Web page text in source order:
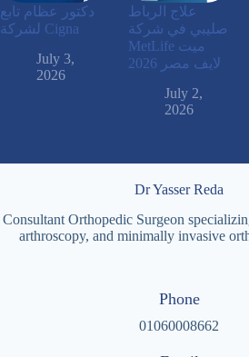
دكتور عظام تابع
لشركة Cigna
July 3,
2026
علاج الرباط
صليبي في شركة
MetLife ميت
لايف مصر 2026
July 2,
2026
Dr Yasser Reda
Consultant Orthopedic Surgeon
arthroscopy, and minimally invasive
Phone
01060008662